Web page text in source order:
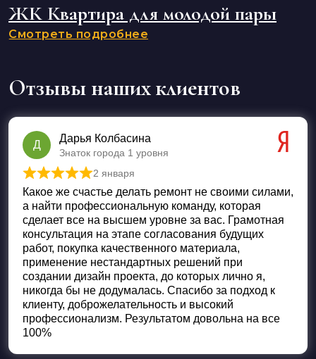
ЖК Квартира для молодой пары
Смотреть подробнее
Отзывы наших клиентов
Д
Дарья Колбасина
Знаток города 1 уровня
Оценка из 5
2 января
Какое же счастье делать ремонт не своими силами,
а найти профессиональную команду, которая
сделает все на высшем уровне за вас. Грамотная
консультация на этапе согласования будущих
работ, покупка качественного материала,
применение нестандартных решений при
создании дизайн проекта, до которых лично я,
никогда бы не додумалась. Спасибо за подход к
клиенту, доброжелательность и высокий
профессионализм. Результатом довольна на все
100%